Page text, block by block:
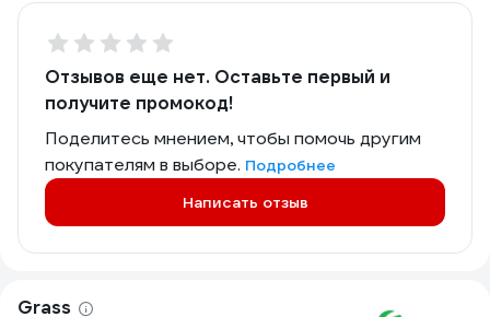
Отзывов еще нет. Оставьте первый и
получите промокод!
Поделитесь мнением, чтобы помочь другим
покупателям в выборе. Подробнее
Написать отзыв
Grass